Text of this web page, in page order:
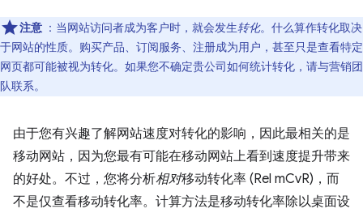
注意 ：当网站访问者成为客户时，就会发生转化。什么算作转化取决
于网站的性质。购买产品、订阅服务、注册成为用户，甚至只是查看特定
网页都可能被视为转化。如果您不确定贵公司如何统计转化，请与营销团
队联系。
由于您有兴趣了解网站速度对转化的影响，因此最相关的是
移动网站，因为您最有可能在移动网站上看到速度提升带来
的好处。不过，您将分析相对移动转化率 (Rel mCvR)，而
不是仅查看移动转化率。计算方法是移动转化率除以桌面设